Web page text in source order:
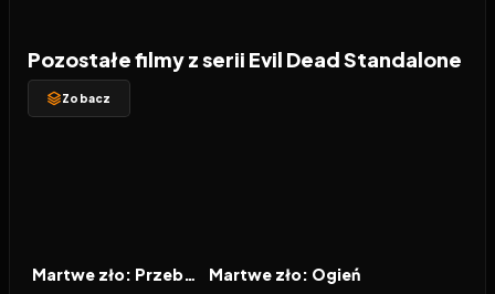
Pozostałe filmy z serii Evil Dead Standalone
Zobacz
FILM Martwe zło: Przebudzenie FILM
Martwe zło: Ogień